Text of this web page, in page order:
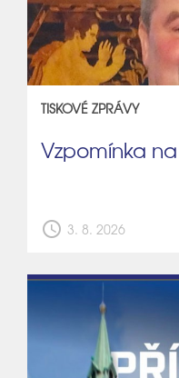
TISKOVÉ ZPRÁVY
Vzpomínka
schedule 3. 8. 2026